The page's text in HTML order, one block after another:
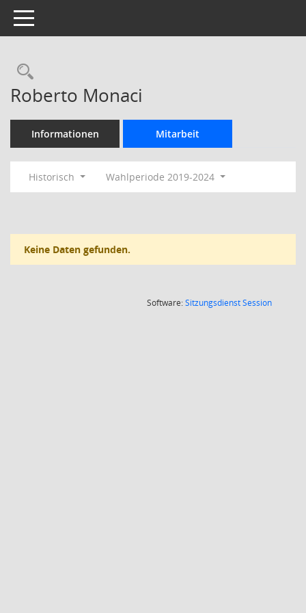
Toggle navigation
Rechercheauswahl
Roberto Monaci
Informationen Mitarbeit
Historisch Wahlperiode 2019-2024
Keine Daten gefunden.
Software:SitzungsdienstSession(Wird in